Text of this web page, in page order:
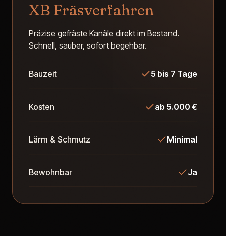
XB Fräsverfahren
Präzise gefräste Kanäle direkt im Bestand.
Schnell, sauber, sofort begehbar.
Bauzeit 5 bis 7 Tage
Kosten ab 5.000 €
Lärm & Schmutz Minimal
Bewohnbar Ja